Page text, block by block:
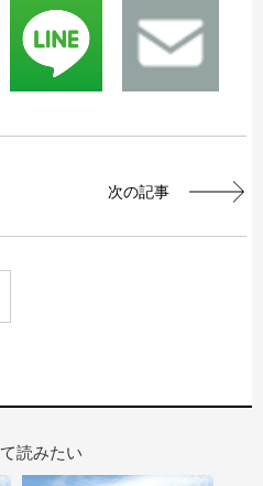
次の記事
読みたい